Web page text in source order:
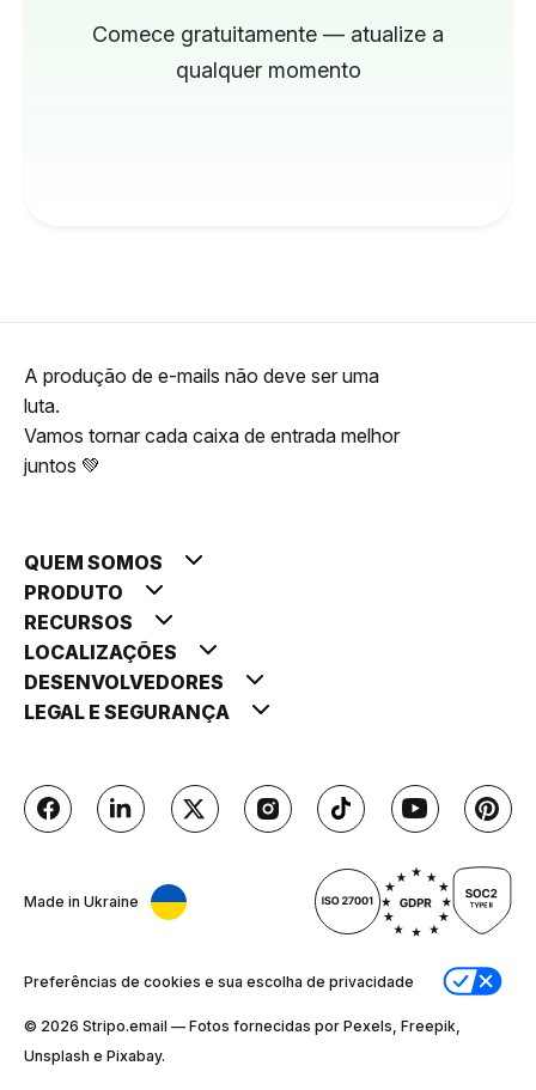
Comece gratuitamente — atualize a
qualquer momento
A produção de e-mails não deve ser uma
luta.
Vamos tornar cada caixa de entrada melhor
juntos 💚
QUEM SOMOS
PRODUTO
RECURSOS
LOCALIZAÇÕES
DESENVOLVEDORES
LEGAL E SEGURANÇA
Made in Ukraine
Preferências de cookies e sua escolha de privacidade
© 2026 Stripо.email — Fotos fornecidas por Pexels, Freepik,
Unsplash e Pixabay.